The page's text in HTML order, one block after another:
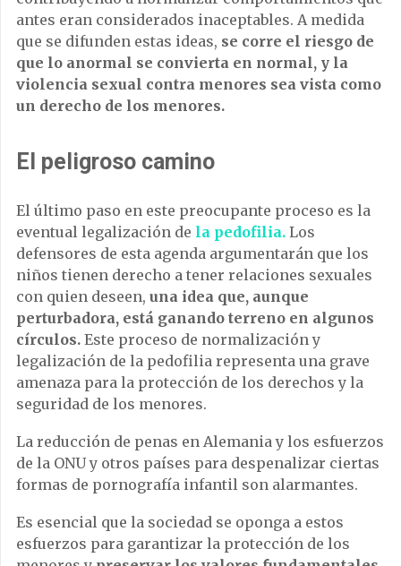
antes eran considerados inaceptables. A medida
que se difunden estas ideas, se corre el riesgo de
que lo anormal se convierta en normal, y la
violencia sexual contra menores sea vista como
un derecho de los menores.
El peligroso camino
El último paso en este preocupante proceso es la
eventual legalización de la pedofilia. Los
defensores de esta agenda argumentarán que los
niños tienen derecho a tener relaciones sexuales
con quien deseen, una idea que, aunque
perturbadora, está ganando terreno en algunos
círculos. Este proceso de normalización y
legalización de la pedofilia representa una grave
amenaza para la protección de los derechos y la
seguridad de los menores.
La reducción de penas en Alemania y los esfuerzos
de la ONU y otros países para despenalizar ciertas
formas de pornografía infantil son alarmantes.
Es esencial que la sociedad se oponga a estos
esfuerzos para garantizar la protección de los